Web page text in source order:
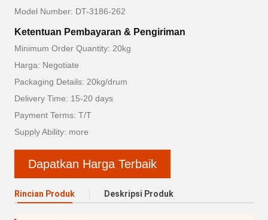
Model Number: DT-3186-262
Ketentuan Pembayaran & Pengiriman
Minimum Order Quantity: 20kg
Harga: Negotiate
Packaging Details: 20kg/drum
Delivery Time: 15-20 days
Payment Terms: T/T
Supply Ability: more
Dapatkan Harga Terbaik
Rincian Produk Deskripsi Produk